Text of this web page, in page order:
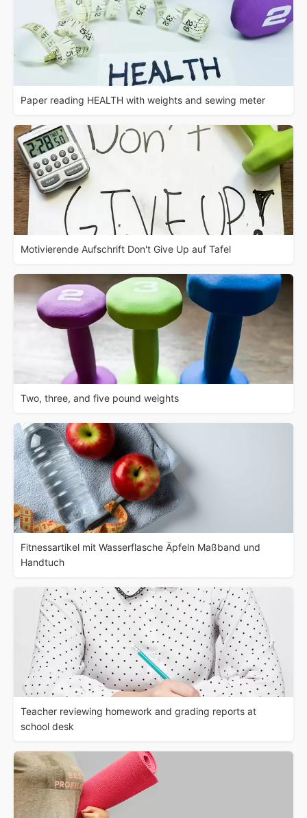
Paper reading HEALTH with weights and sewing meter
Motivierende Aufschrift Don't Give Up auf Tafel
Two, three, and five pound weights
Fitnessartikel mit Wasserflasche Äpfeln Maßband und
Handtuch
Teacher reviewing homework and grading reports at
school desk